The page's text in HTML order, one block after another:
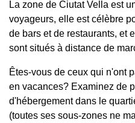
La zone de Ciutat Vella est
voyageurs, elle est célèbre
de bars et de restaurants, et
sont situés à distance de
Êtes-vous de ceux qui n'ont
en vacances? Examinez de
d'hébergement dans le
(toutes ses sous-zones ne